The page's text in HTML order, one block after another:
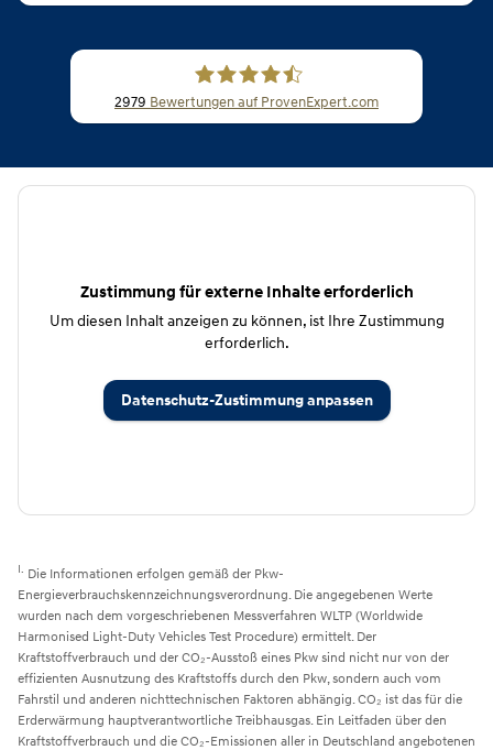
2979 Bewertungen auf ProvenExpert.com
Zustimmung für externe Inhalte erforderlich
Um diesen Inhalt anzeigen zu können, ist Ihre Zustimmung
erforderlich.
Datenschutz-Zustimmung anpassen
I. Die Informationen erfolgen gemäß der Pkw-
Energieverbrauchskennzeichnungsverordnung. Die angegebenen Werte
wurden nach dem vorgeschriebenen Messverfahren WLTP (Worldwide
Harmonised Light-Duty Vehicles Test Procedure) ermittelt. Der
Kraftstoffverbrauch und der CO₂-Ausstoß eines Pkw sind nicht nur von der
effizienten Ausnutzung des Kraftstoffs durch den Pkw, sondern auch vom
Fahrstil und anderen nichttechnischen Faktoren abhängig. CO₂ ist das für die
Erderwärmung hauptverantwortliche Treibhausgas. Ein Leitfaden über den
Kraftstoffverbrauch und die CO₂-Emissionen aller in Deutschland angebotenen